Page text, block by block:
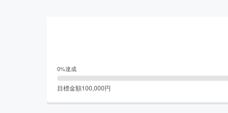
0%達成
目標金額100,000円